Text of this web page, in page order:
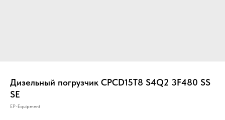
Дизельный погрузчик CPCD15T8 S4Q2 3F480 SS
SE
EP-Equipment